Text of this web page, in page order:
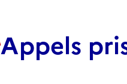
Appels